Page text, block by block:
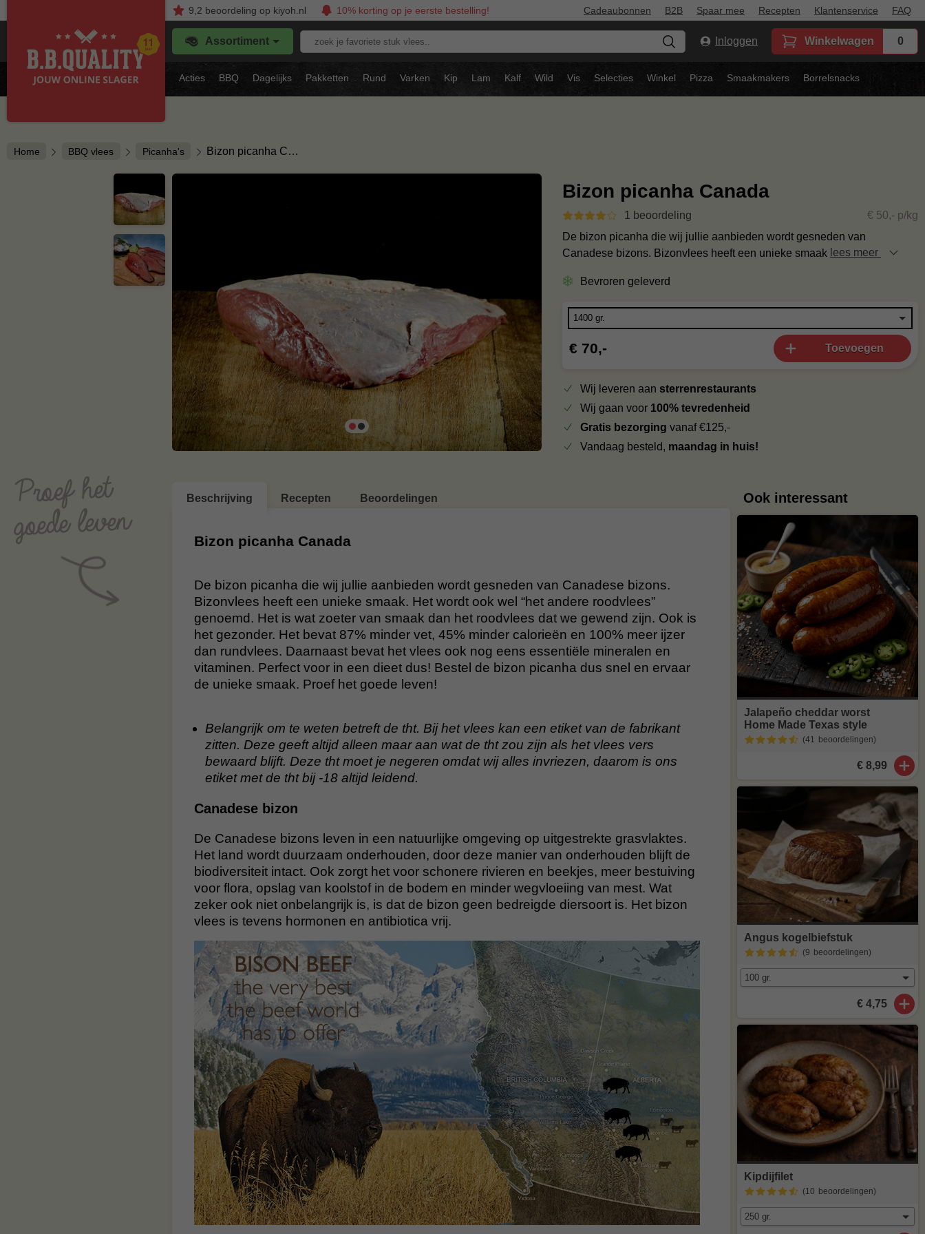
9,2 beoordelingop kiyoh.nl 10% korting op je eerste bestelling! Cadeaubonnen B2B Spaar mee Recepten Klantenservice FAQ
Assortiment
Zoek
stuk
vlees..
Inloggen Winkelwagen 0
Acties BBQ Dagelijks Pakketten Rund Varken Kip Lam Kalf Wild Vis Selecties Winkel Pizza Smaakmakers Borrelsnacks
Home BBQ vlees Picanha's Bizon picanha C…
Bizon picanha Canada
1 beoordeling
€ 50,- p/kg
De bizon picanha die wij jullie aanbieden wordt gesneden van
Canadese bizons. Bizonvlees heeft een unieke smaak lees meer
Bevroren geleverd
€ 70,- Toevoegen
Wij leveren aan sterrenrestaurants
Wij gaan voor 100% tevredenheid
Gratis bezorging vanaf €125,-
Vandaag besteld, maandag in huis!
Beschrijving Recepten Beoordelingen
Bizon picanha Canada
De bizon picanha die wij jullie aanbieden wordt gesneden van Canadese bizons.
Bizonvlees heeft een unieke smaak. Het wordt ook wel “het andere roodvlees”
genoemd. Het is wat zoeter van smaak dan het roodvlees dat we gewend zijn. Ook is
het gezonder. Het bevat 87% minder vet, 45% minder calorieën en 100% meer ijzer
dan rundvlees. Daarnaast bevat het vlees ook nog eens essentiële mineralen en
vitaminen. Perfect voor in een dieet dus! Bestel de bizon picanha dus snel en ervaar
de unieke smaak. Proef het goede leven!
Belangrijk om te weten betreft de tht. Bij het vlees kan een etiket van de fabrikant
zitten. Deze geeft altijd alleen maar aan wat de tht zou zijn als het vlees vers
bewaard blijft. Deze tht moet je negeren omdat wij alles invriezen, daarom is ons
etiket met de tht bij -18 altijd leidend.
Canadese bizon
De Canadese bizons leven in een natuurlijke omgeving op uitgestrekte grasvlaktes.
Het land wordt duurzaam onderhouden, door deze manier van onderhouden blijft de
biodiversiteit intact. Ook zorgt het voor schonere rivieren en beekjes, meer bestuiving
voor flora, opslag van koolstof in de bodem en minder wegvloeiing van mest. Wat
zeker ook niet onbelangrijk is, is dat de bizon geen bedreigde diersoort is. Het bizon
vlees is tevens hormonen en antibiotica vrij.
Ook interessant
Jalapeño cheddar worst
Home Made Texas style
(41 beoordelingen)
€ 8,99
Angus kogelbiefstuk
(9 beoordelingen)
€ 4,75
Kipdijfilet
(10 beoordelingen)